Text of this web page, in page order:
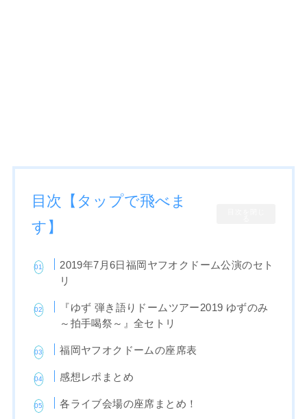
目次【タップで飛べま
す】
2019年7月6日福岡ヤフオクドーム公演のセト
リ
『ゆず 弾き語りドームツアー2019 ゆずのみ
～拍手喝祭～』全セトリ
福岡ヤフオクドームの座席表
感想レポまとめ
各ライブ会場の座席まとめ！